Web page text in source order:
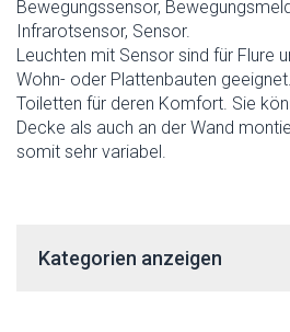
Bewegungssensor,
Infrarotsensor, Sensor.
Leuchten mit Sensor sind für Flure
Wohn- oder Plattenbauten
Toiletten für deren Komfort. Sie
Decke als auch an der Wand
somit sehr variabel.
Kategorien anzeigen